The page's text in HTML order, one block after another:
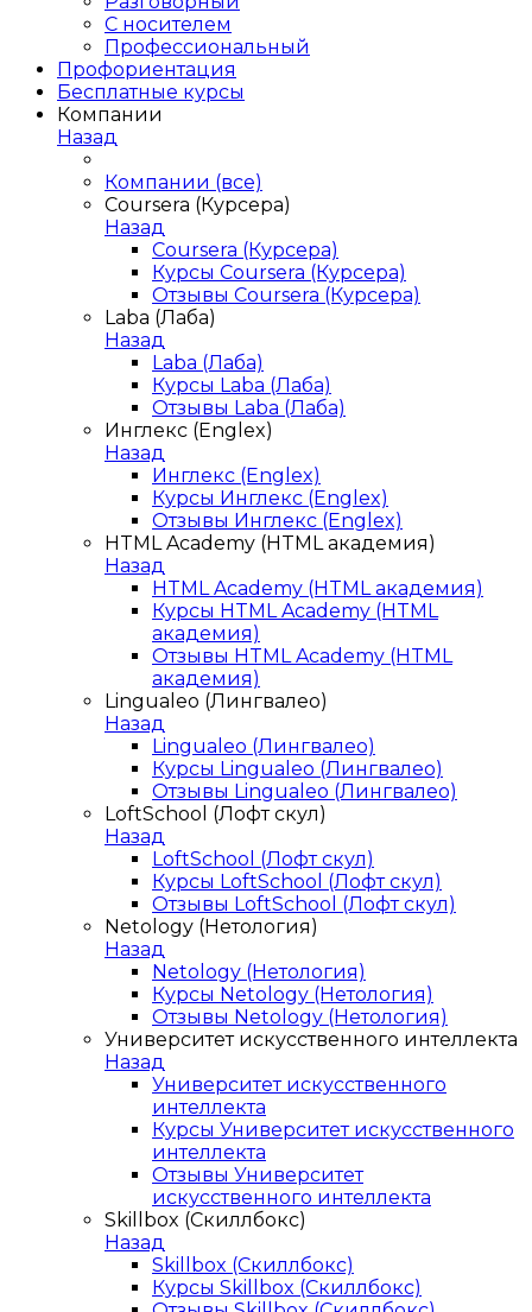
С носителем
Профессиональный
Профориентация
Бесплатные курсы
Компании
Назад
Компании (все)
Coursera (Курсера)
Назад
Coursera (Курсера)
Курсы Coursera (Курсера)
Отзывы Coursera (Курсера)
Laba (Лаба)
Назад
Laba (Лаба)
Курсы Laba (Лаба)
Отзывы Laba (Лаба)
Инглекс (Englex)
Назад
Инглекс (Englex)
Курсы Инглекс (Englex)
Отзывы Инглекс (Englex)
HTML Academy (HTML академия)
Назад
HTML Academy (HTML академия)
Курсы HTML Academy (HTML
академия)
Отзывы HTML Academy (HTML
академия)
Lingualeo (Лингвалео)
Назад
Lingualeo (Лингвалео)
Курсы Lingualeo (Лингвалео)
Отзывы Lingualeo (Лингвалео)
LoftSchool (Лофт скул)
Назад
LoftSchool (Лофт скул)
Курсы LoftSchool (Лофт скул)
Отзывы LoftSchool (Лофт скул)
Netology (Нетология)
Назад
Netology (Нетология)
Курсы Netology (Нетология)
Отзывы Netology (Нетология)
Университет искусственного интеллекта
Назад
Университет искусственного
интеллекта
Курсы Университет искусственного
интеллекта
Отзывы Университет
искусственного интеллекта
Skillbox (Скиллбокс)
Назад
Skillbox (Скиллбокс)
Курсы Skillbox (Скиллбокс)